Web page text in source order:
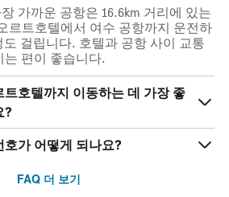
가까운 공항은 16.6km 거리에 있는
르트호텔에서 여수 공항까지 운전하
도 걸립니다. 호텔과 공항 사이 교통
편이 좋습니다.
호텔까지 이동하는 데 가장 좋
?
가 어떻게 되나요?
FAQ 더 보기